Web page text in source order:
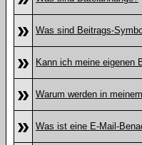
» Was sind Beitrags-
» Kann ich meine eigenen
» Warum werden in
» Was ist eine E-Mail-